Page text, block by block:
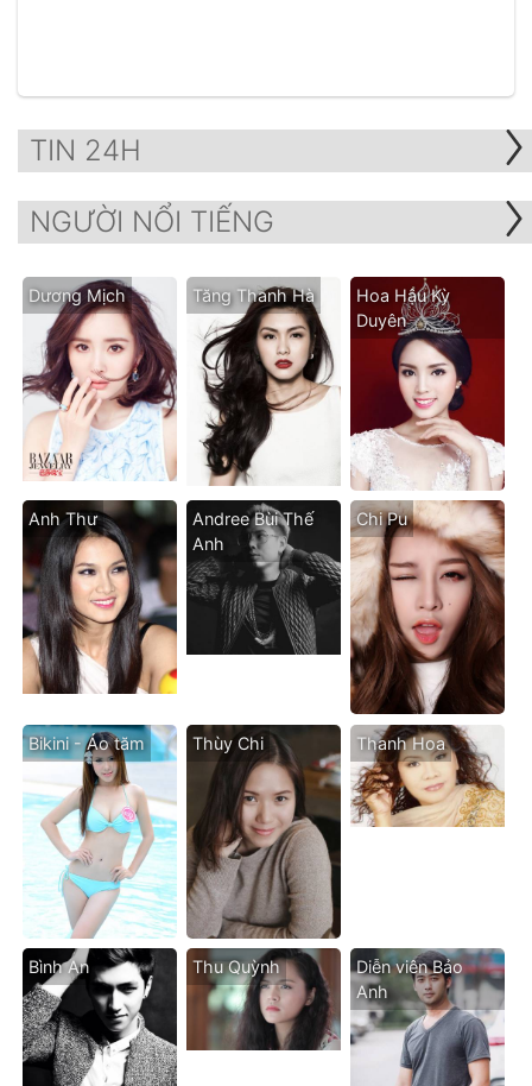
TIN 24H
NGƯỜI NỔI TIẾNG
Dương Mịch Tăng Thanh Hà
Hoa Hậu Kỳ
Duyên
Anh Thư
Andree Bùi Thế
Anh
Chi Pu
Bikini - Áo tăm Thùy Chi Thanh Hoa
Bình An Thu Quỳnh
Diễn viên Bảo
Anh